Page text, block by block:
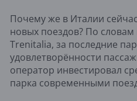
Почему же в Италии
новых поездов? По словам
Trenitalia, за последние
удовлетворённости
оператор инвестировал
парка современными